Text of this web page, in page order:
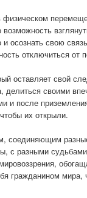
осознать свою
отключиться от
оставляет свой
делиться своими
и после
их открыли.
соединяющим
с разными
гражданином мира,